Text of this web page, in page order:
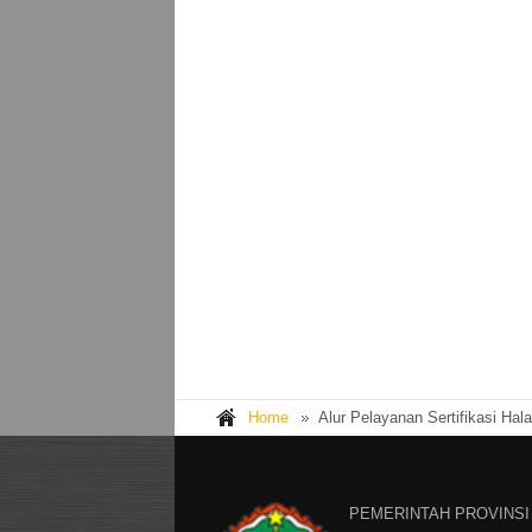
Home Alur Pelayanan Sertifikasi Halal
PEMERINTAH